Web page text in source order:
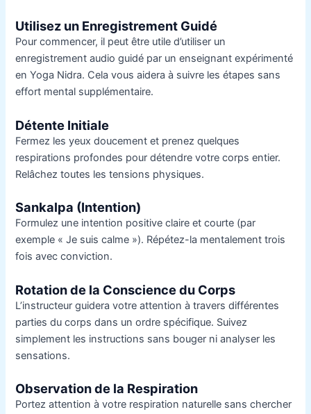
Utilisez un Enregistrement Guidé
Pour commencer, il peut être utile d’utiliser un
enregistrement audio guidé par un enseignant expérimenté
en Yoga Nidra. Cela vous aidera à suivre les étapes sans
effort mental supplémentaire.
Détente Initiale
Fermez les yeux doucement et prenez quelques
respirations profondes pour détendre votre corps entier.
Relâchez toutes les tensions physiques.
Sankalpa (Intention)
Formulez une intention positive claire et courte (par
exemple « Je suis calme »). Répétez-la mentalement trois
fois avec conviction.
Rotation de la Conscience du Corps
L’instructeur guidera votre attention à travers différentes
parties du corps dans un ordre spécifique. Suivez
simplement les instructions sans bouger ni analyser les
sensations.
Observation de la Respiration
Portez attention à votre respiration naturelle sans chercher